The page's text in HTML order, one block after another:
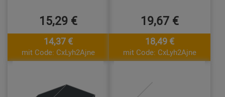
15,29 €
14,37 €
mit Code: CxLyh2Ajne
19,67 €
18,49 €
mit Code: CxLyh2Ajne